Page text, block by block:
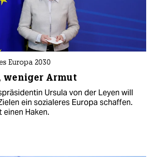
Europa 2030
weniger Armut
Ursula von der Leyen will
ein sozialeres Europa schaffen.
einen Haken.